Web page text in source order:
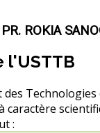
ROKIA
l'USTTB
des
caractère
: